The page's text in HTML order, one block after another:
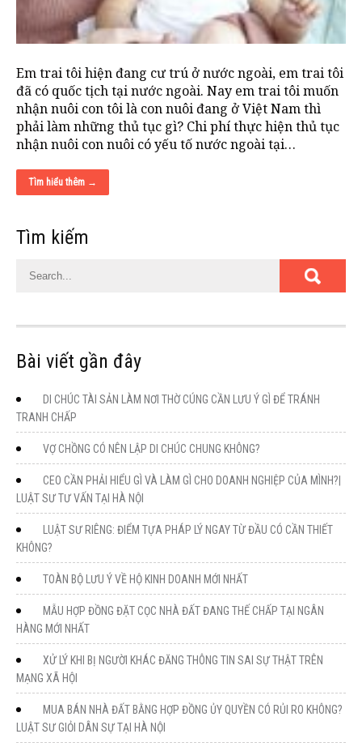
Em trai tôi hiện đang cư trú ở nước ngoài, em trai tôi
đã có quốc tịch tại nước ngoài. Nay em trai tôi muốn
nhận nuôi con tôi là con nuôi đang ở Việt Nam thì
phải làm những thủ tục gì? Chi phí thực hiện thủ tục
nhận nuôi con nuôi có yếu tố nước ngoài tại…
Tìm hiểu thêm →
Tìm kiếm
Bài viết gần đây
DI CHÚC TÀI SẢN LÀM NƠI THỜ CÚNG CẦN LƯU Ý GÌ ĐỂ TRÁNH
TRANH CHẤP
VỢ CHỒNG CÓ NÊN LẬP DI CHÚC CHUNG KHÔNG?
CEO CẦN PHẢI HIỂU GÌ VÀ LÀM GÌ CHO DOANH NGHIỆP CỦA MÌNH?|
LUẬT SƯ TƯ VẤN TẠI HÀ NỘI
LUẬT SƯ RIÊNG: ĐIỂM TỰA PHÁP LÝ NGAY TỪ ĐẦU CÓ CẦN THIẾT
KHÔNG?
TOÀN BỘ LƯU Ý VỀ HỘ KINH DOANH MỚI NHẤT
MẪU HỢP ĐỒNG ĐẶT CỌC NHÀ ĐẤT ĐANG THẾ CHẤP TẠI NGÂN
HÀNG MỚI NHẤT
XỬ LÝ KHI BỊ NGƯỜI KHÁC ĐĂNG THÔNG TIN SAI SỰ THẬT TRÊN
MẠNG XÃ HỘI
MUA BÁN NHÀ ĐẤT BẰNG HỢP ĐỒNG ỦY QUYỀN CÓ RỦI RO KHÔNG?
LUẬT SƯ GIỎI DÂN SỰ TẠI HÀ NỘI